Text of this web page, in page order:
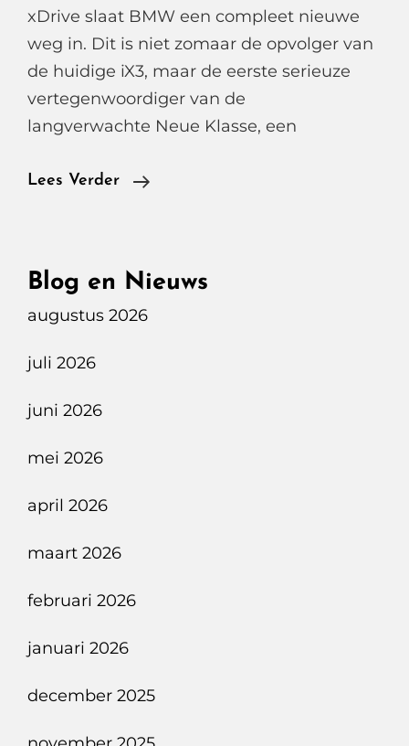
xDrive slaat BMW een compleet nieuwe
weg in. Dit is niet zomaar de opvolger van
de huidige iX3, maar de eerste serieuze
vertegenwoordiger van de
langverwachte Neue Klasse, een
Lees Verder
BMW
Neue
Blog en Nieuws
augustus 2026
juli 2026
juni 2026
mei 2026
april 2026
maart 2026
februari 2026
januari 2026
december 2025